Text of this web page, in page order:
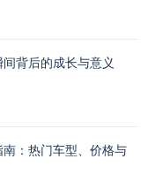
背后的成长与意义
：热门车型、价格与